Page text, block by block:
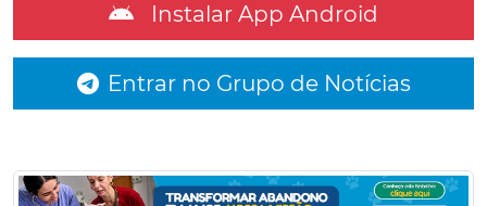
Instalar App Android
Entrar no Grupo de Notícias